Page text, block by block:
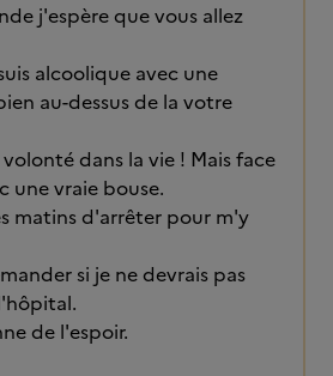
j'espère que vous allez
alcoolique avec une
au-dessus de la votre
dans la vie ! Mais face
une vraie bouse.
matins d'arrêter pour m'y
si je ne devrais pas
de l'espoir.